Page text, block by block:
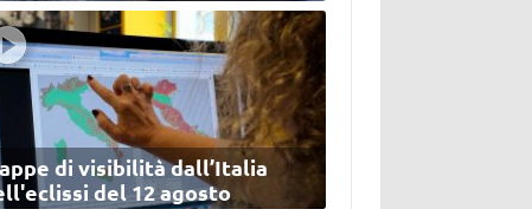
di visibilità dall’Italia
del 12 agosto